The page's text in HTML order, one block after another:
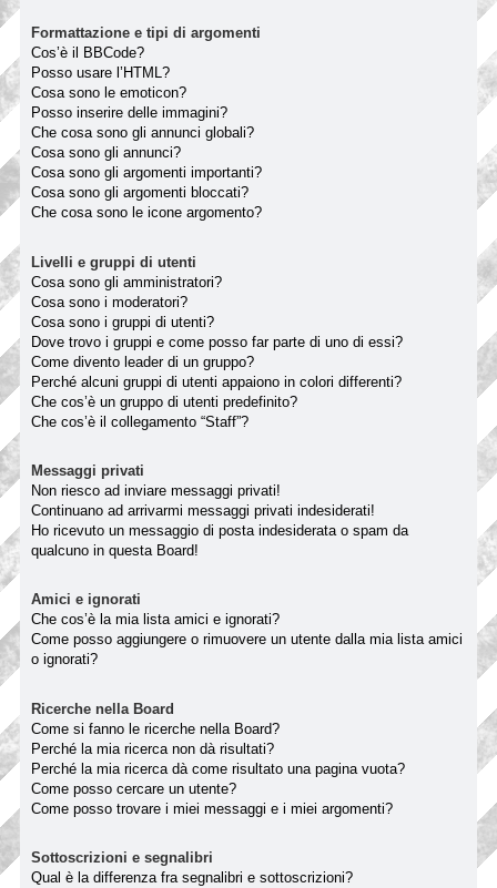
Formattazione e tipi di argomenti
Cos’è il BBCode?
Posso usare l’HTML?
Cosa sono le emoticon?
Posso inserire delle immagini?
Che cosa sono gli annunci globali?
Cosa sono gli annunci?
Cosa sono gli argomenti importanti?
Cosa sono gli argomenti bloccati?
Che cosa sono le icone argomento?
Livelli e gruppi di utenti
Cosa sono gli amministratori?
Cosa sono i moderatori?
Cosa sono i gruppi di utenti?
Dove trovo i gruppi e come posso far parte di uno di essi?
Come divento leader di un gruppo?
Perché alcuni gruppi di utenti appaiono in colori differenti?
Che cos’è un gruppo di utenti predefinito?
Che cos’è il collegamento “Staff”?
Messaggi privati
Non riesco ad inviare messaggi privati!
Continuano ad arrivarmi messaggi privati indesiderati!
Ho ricevuto un messaggio di posta indesiderata o spam da
qualcuno in questa Board!
Amici e ignorati
Che cos’è la mia lista amici e ignorati?
Come posso aggiungere o rimuovere un utente dalla mia lista amici
o ignorati?
Ricerche nella Board
Come si fanno le ricerche nella Board?
Perché la mia ricerca non dà risultati?
Perché la mia ricerca dà come risultato una pagina vuota?
Come posso cercare un utente?
Come posso trovare i miei messaggi e i miei argomenti?
Sottoscrizioni e segnalibri
Qual è la differenza fra segnalibri e sottoscrizioni?